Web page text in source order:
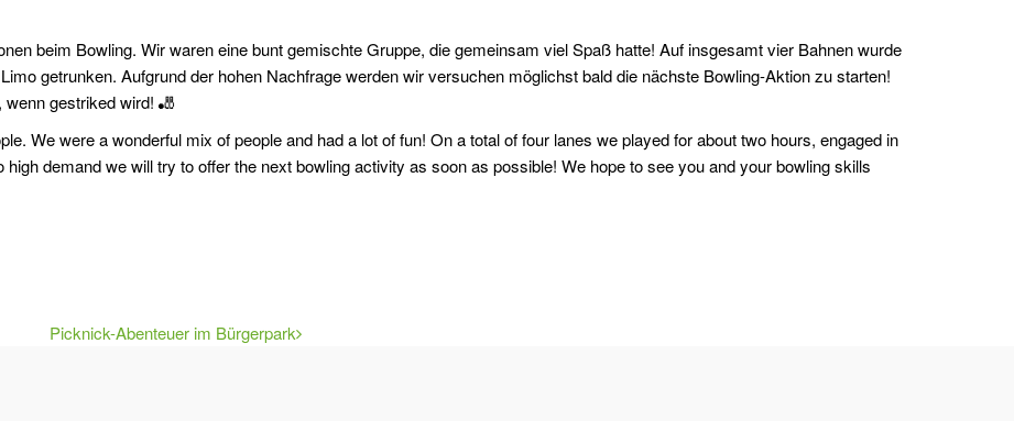
beim Bowling. Wir waren eine bunt gemischte Gruppe, die gemeinsam viel Spaß hatte! Auf insgesamt vier Bahnen wurde
getrunken. Aufgrund der hohen Nachfrage werden wir versuchen möglichst bald die nächste Bowling-Aktion zu starten!
gestriked wird! 🎳
We were a wonderful mix of people and had a lot of fun! On a total of four lanes we played for about two hours, engaged in
demand we will try to offer the next bowling activity as soon as possible! We hope to see you and your bowling skills
Picknick-Abenteuer im Bürgerpark